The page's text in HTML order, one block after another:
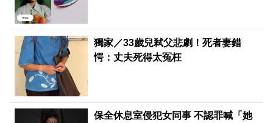
獨家／33歲兒弒父悲劇！死者妻錯
愕：丈夫死得太冤枉
保全休息室侵犯女同事 不認罪喊「她